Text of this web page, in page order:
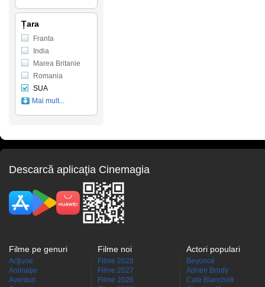
Țara
Franta
India
Marea Britanie
Romania
SUA
Mai mult...
Descarcă aplicaţia Cinemagia
Filme pe genuri
Acţiune
Animaţie
Aventuri
Filme noi
Filme 2028
Filme 2027
Filme 2026
Actori populari
Beyoncé
Adrien Brody
Cate Blanchett